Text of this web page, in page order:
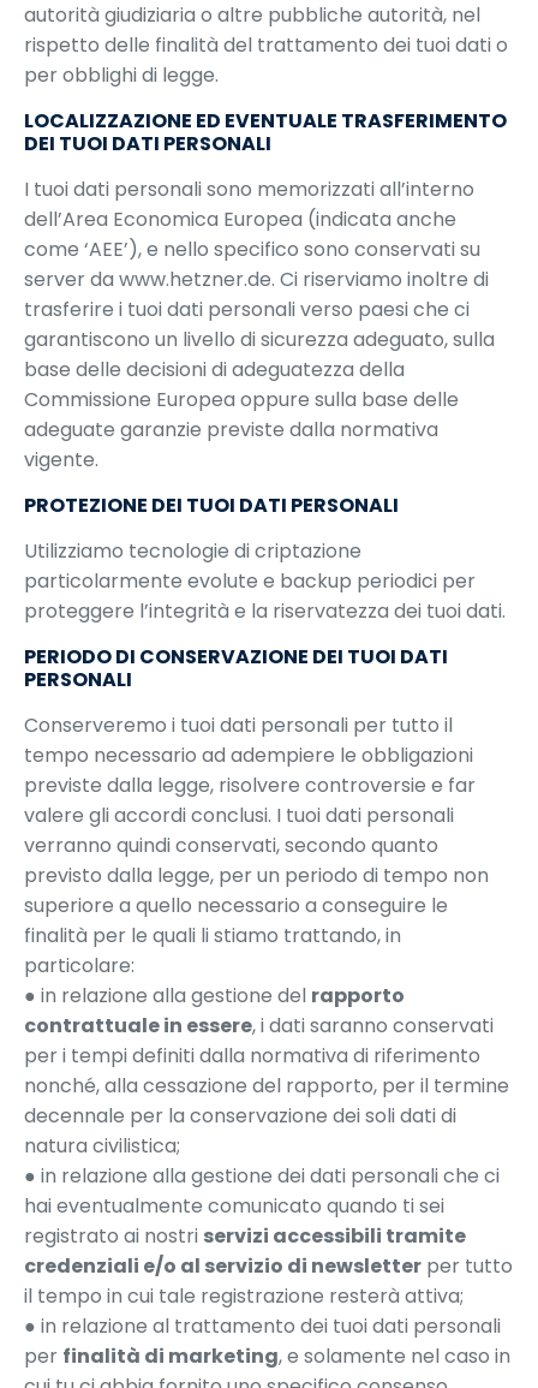
autorità giudiziaria o altre pubbliche autorità, nel
rispetto delle finalità del trattamento dei tuoi dati o
per obblighi di legge.
LOCALIZZAZIONE ED EVENTUALE TRASFERIMENTO
DEI TUOI DATI PERSONALI
I tuoi dati personali sono memorizzati all’interno
dell’Area Economica Europea (indicata anche
come ‘AEE’), e nello specifico sono conservati su
server da www.hetzner.de. Ci riserviamo inoltre di
trasferire i tuoi dati personali verso paesi che ci
garantiscono un livello di sicurezza adeguato, sulla
base delle decisioni di adeguatezza della
Commissione Europea oppure sulla base delle
adeguate garanzie previste dalla normativa
vigente.
PROTEZIONE DEI TUOI DATI PERSONALI
Utilizziamo tecnologie di criptazione
particolarmente evolute e backup periodici per
proteggere l’integrità e la riservatezza dei tuoi dati.
PERIODO DI CONSERVAZIONE DEI TUOI DATI
PERSONALI
Conserveremo i tuoi dati personali per tutto il
tempo necessario ad adempiere le obbligazioni
previste dalla legge, risolvere controversie e far
valere gli accordi conclusi. I tuoi dati personali
verranno quindi conservati, secondo quanto
previsto dalla legge, per un periodo di tempo non
superiore a quello necessario a conseguire le
finalità per le quali li stiamo trattando, in
particolare:
● in relazione alla gestione del rapporto
contrattuale in essere, i dati saranno conservati
per i tempi definiti dalla normativa di riferimento
nonché, alla cessazione del rapporto, per il termine
decennale per la conservazione dei soli dati di
natura civilistica;
● in relazione alla gestione dei dati personali che ci
hai eventualmente comunicato quando ti sei
registrato ai nostri servizi accessibili tramite
credenziali e/o al servizio di newsletter per tutto
il tempo in cui tale registrazione resterà attiva;
● in relazione al trattamento dei tuoi dati personali
per finalità di marketing, e solamente nel caso in